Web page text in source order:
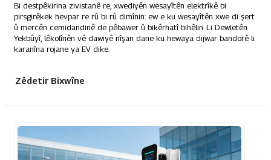
Bi destpêkirina zivistanê re, xwediyên wesayîtên elektrîkê bi
pirsgirêkek hevpar re rû bi rû dimînin: ew e ku wesayîtên xwe di şert
û mercên cemidandinê de pêbawer û bikêrhatî bihêlin. Li Dewletên
Yekbûyî, lêkolînên vê dawiyê nîşan dane ku hewaya dijwar bandorê li
karanîna rojane ya EV dike.
Zêdetir Bixwîne